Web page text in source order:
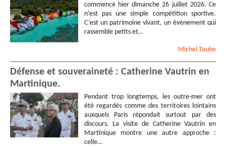
commencé hier dimanche 26 juillet 2026. Ce
n’est pas une simple compétition sportive.
C’est un patrimoine vivant, un événement qui
rassemble petits et…
Michel Taube
Défense et souveraineté : Catherine Vautrin en
Martinique.
Pendant trop longtemps, les outre-mer ont
été regardés comme des territoires lointains
auxquels Paris répondait surtout par des
discours. La visite de Catherine Vautrin en
Martinique montre une autre approche :
celle…